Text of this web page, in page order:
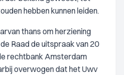
hebben kunnen leiden.
thans om herziening
Raad de uitspraak van 20
rechtbank Amsterdam
overwogen dat het Uwv